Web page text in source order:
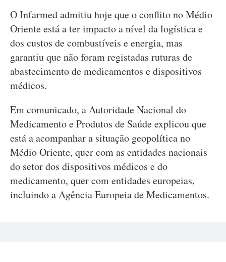
O Infarmed admitiu hoje que o conflito no Médio
Oriente está a ter impacto a nível da logística e
dos custos de combustíveis e energia, mas
garantiu que não foram registadas ruturas de
abastecimento de medicamentos e dispositivos
médicos.
Em comunicado, a Autoridade Nacional do
Medicamento e Produtos de Saúde explicou que
está a acompanhar a situação geopolítica no
Médio Oriente, quer com as entidades nacionais
do setor dos dispositivos médicos e do
medicamento, quer com entidades europeias,
incluindo a Agência Europeia de Medicamentos.